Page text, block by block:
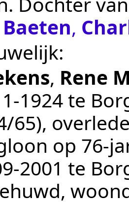
Baeten,
, Rene
te
65),
op 76-
te
,